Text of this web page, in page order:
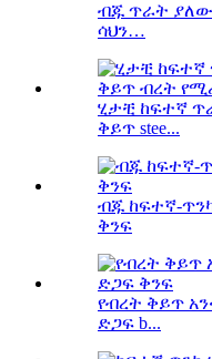
ብጁ ጥራት ያለው
ሳህን…
ሂታቺ ከፍተኛ
ቅይጥ stee...
ብጁ ከፍተኛ-
ቅንፍ
የብረት ቅይጥ
ድጋፍ b...